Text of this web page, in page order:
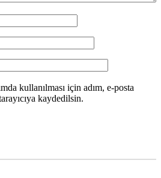
kullanılması için adım, e-posta
kaydedilsin.